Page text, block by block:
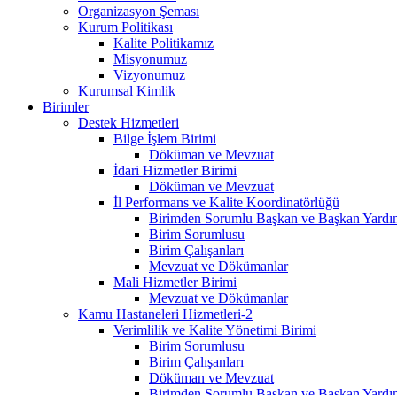
Organizasyon Şeması
Kurum Politikası
Kalite Politikamız
Misyonumuz
Vizyonumuz
Kurumsal Kimlik
Birimler
Destek Hizmetleri
Bilge İşlem Birimi
Döküman ve Mevzuat
İdari Hizmetler Birimi
Döküman ve Mevzuat
İl Performans ve Kalite Koordinatörlüğü
Birimden Sorumlu Başkan ve Başkan
Birim Sorumlusu
Birim Çalışanları
Mevzuat ve Dökümanlar
Mali Hizmetler Birimi
Mevzuat ve Dökümanlar
Kamu Hastaneleri Hizmetleri-2
Verimlilik ve Kalite Yönetimi Birimi
Birim Sorumlusu
Birim Çalışanları
Döküman ve Mevzuat